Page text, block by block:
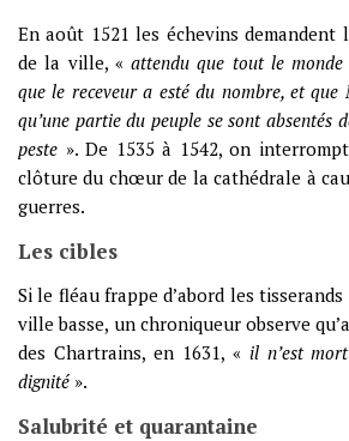
En août 1521 les échevins demandent
de la ville, «attendu que tout le
que le receveur a esté du nombre, et que
qu’une partie du peuple se sont absentés
peste ». De 1535 à 1542, on
clôture du chœur de la cathédrale à
guerres.
Les cibles
Si le fléau frappe d’abord les
ville basse, un chroniqueur observe
des Chartrains, en 1631, « il n’est
dignité ».
Salubrité et quarantaine